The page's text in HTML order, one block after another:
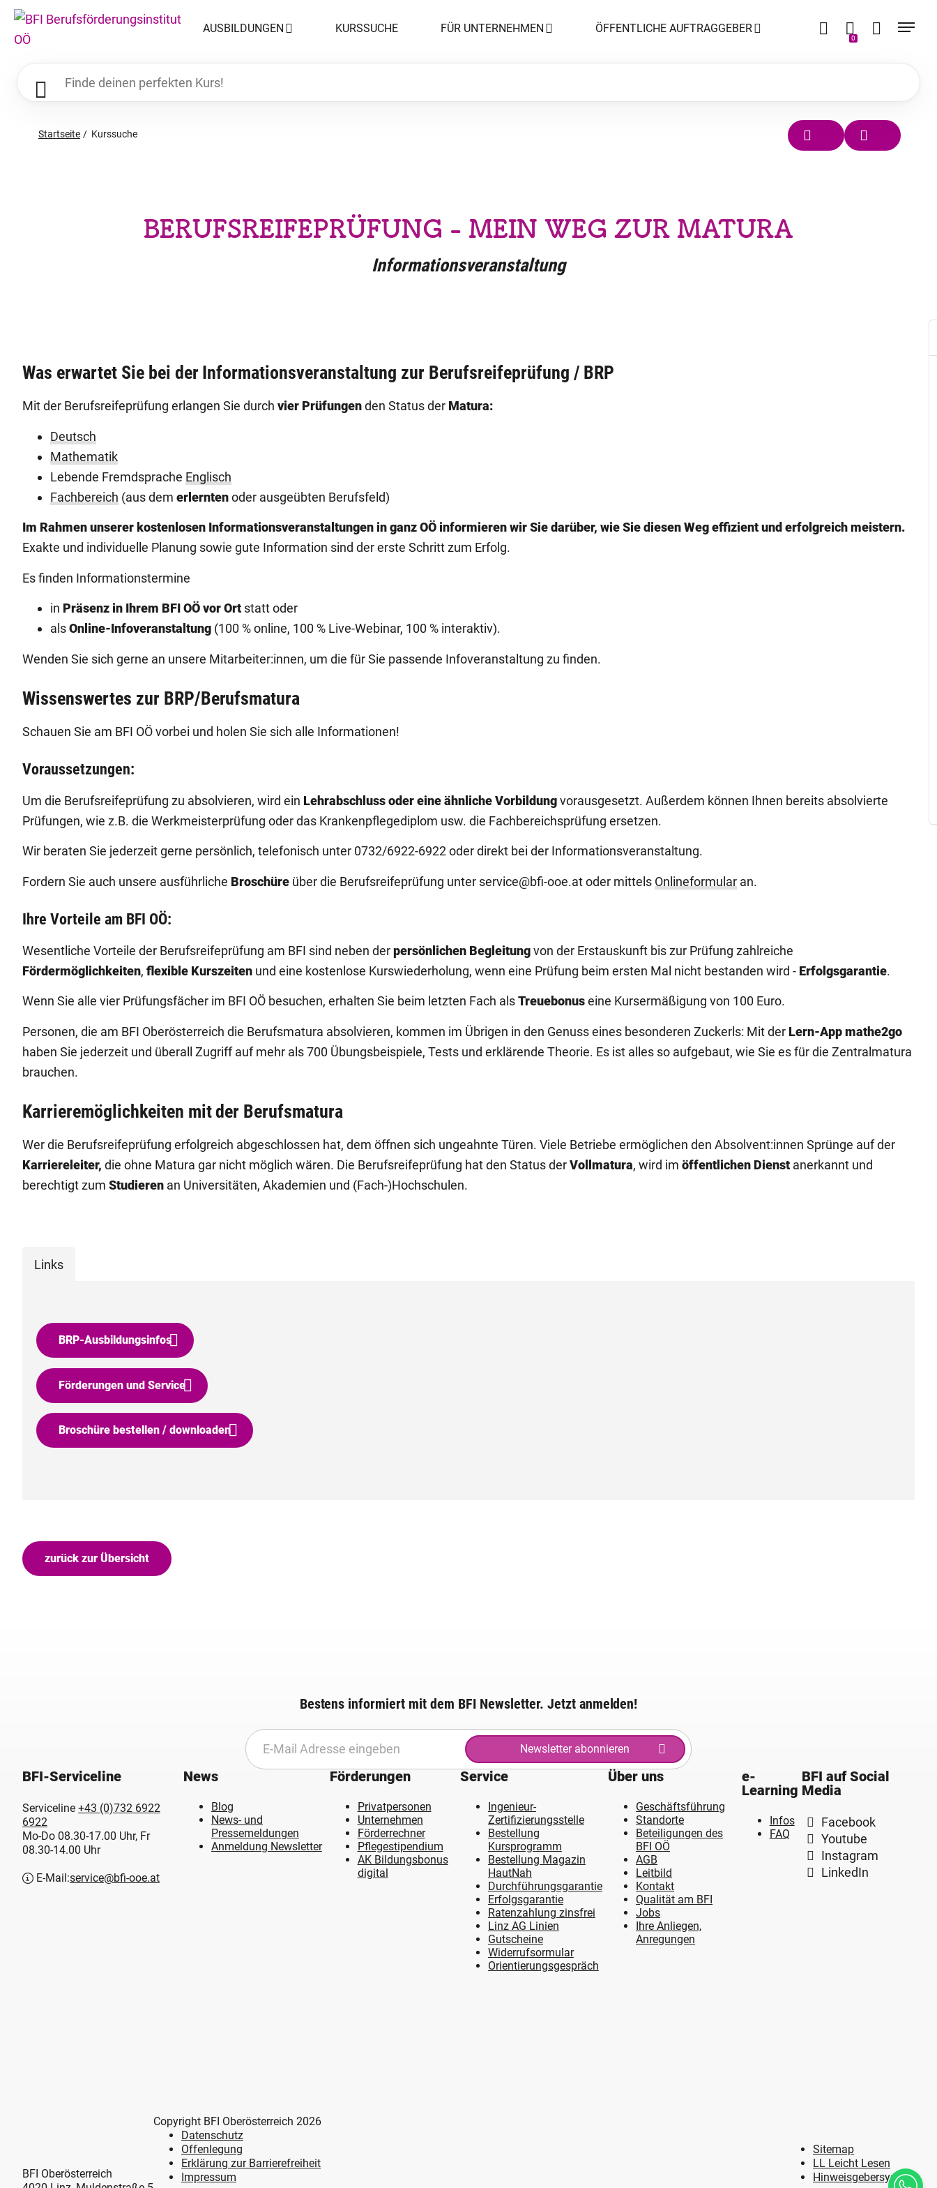
AUSBILDUNGEN KURSSUCHE FÜR UNTERNEHMEN ÖFFENTLICHE AUFTRAGGEBER
0
Startseite Kurssuche
BERUFSREIFEPRÜFUNG - MEIN WEG ZUR MATURA
Informationsveranstaltung
Was erwartet Sie bei der Informationsveranstaltung zur Berufsreifeprüfung / BRP
Mit der Berufsreifeprüfung erlangen Sie durch vier Prüfungenden Status der Matura:
Deutsch
Mathematik
Lebende Fremdsprache Englisch
Fachbereich (aus dem erlerntenoder ausgeübten Berufsfeld)
Im Rahmen unserer kostenlosen Informationsveranstaltungen in ganz OÖ informieren wir Sie darüber, wie Sie diesen Weg effizient und erfolgreich meistern.
Exakte und individuelle Planung sowie gute Information sind der erste Schritt zum Erfolg.
Es finden Informationstermine
in Präsenz in Ihrem BFI OÖ vor Ort statt oder
alsOnline-Infoveranstaltung (100 % online, 100 % Live-Webinar, 100 % interaktiv).
Wenden Sie sich gerne an unsere Mitarbeiter:innen, um die für Sie passende Infoveranstaltung zu finden.
Wissenswertes zur BRP/Berufsmatura
Schauen Sie am BFI OÖ vorbei und holen Sie sich alle Informationen!
Voraussetzungen:
Um die Berufsreifeprüfung zu absolvieren, wird ein Lehrabschluss oder eine ähnliche Vorbildungvorausgesetzt. Außerdem können Ihnen bereits absolvierte
Prüfungen, wie z.B. die Werkmeisterprüfung oder das Krankenpflegediplom usw. die Fachbereichsprüfung ersetzen.
Wir beraten Sie jederzeit gerne persönlich, telefonisch unter 0732/6922-6922 oder direkt bei der Informationsveranstaltung.
Fordern Sie auch unsere ausführliche Broschüre über die Berufsreifeprüfung unter service@bfi-ooe.at oder mittels Onlineformular an.
Ihre Vorteile am BFI OÖ:
Wesentliche Vorteile der Berufsreifeprüfung am BFI sind neben derpersönlichen Begleitungvon der Erstauskunft bis zur Prüfung zahlreiche
Fördermöglichkeiten, flexible Kurszeiten und eine kostenlose Kurswiederholung, wenn eine Prüfung beim ersten Mal nicht bestanden wird - Erfolgsgarantie.
Wenn Sie alle vier Prüfungsfächer im BFI OÖ besuchen, erhalten Sie beim letzten Fach alsTreuebonuseine Kursermäßigung von 100 Euro.
Personen, die am BFI Oberösterreich die Berufsmatura absolvieren, kommen im Übrigen in den Genuss eines besonderen Zuckerls: Mit der Lern-App mathe2go
haben Sie jederzeit und überall Zugriff auf mehr als 700 Übungsbeispiele, Tests und erklärende Theorie. Es ist alles so aufgebaut, wie Sie es für die Zentralmatura
brauchen.
Karrieremöglichkeiten mit der Berufsmatura
Wer die Berufsreifeprüfung erfolgreich abgeschlossen hat, dem öffnen sich ungeahnte Türen. Viele Betriebe ermöglichen den Absolvent:innen Sprünge auf der
Karriereleiter, die ohne Matura gar nicht möglich wären. Die Berufsreifeprüfung hat den Status derVollmatura, wird im öffentlichen Dienst anerkannt und
berechtigt zum Studieren an Universitäten, Akademien und (Fach-)Hochschulen.
Links
BRP-Ausbildungsinfos
Förderungen und Service
Broschüre bestellen / downloaden
zurück zur Übersicht
Bestens informiert mit dem BFI Newsletter. Jetzt anmelden!
Newsletter abonnieren
BFI-Serviceline
Serviceline +43 (0)732 6922
6922
Mo-Do 08.30-17.00 Uhr, Fr
08.30-14.00 Uhr
E-Mail:service@bfi-ooe.at
News
Blog
News- und
Pressemeldungen
Anmeldung Newsletter
Förderungen
Privatpersonen
Unternehmen
Förderrechner
Pflegestipendium
AK Bildungsbonus
digital
Service
Ingenieur-
Zertifizierungsstelle
Bestellung
Kursprogramm
Bestellung Magazin
HautNah
Durchführungsgarantie
Erfolgsgarantie
Ratenzahlung zinsfrei
Linz AG Linien
Gutscheine
Widerrufsormular
Orientierungsgespräch
Über uns
Geschäftsführung
Standorte
Beteiligungen des
BFI OÖ
AGB
Leitbild
Kontakt
Qualität am BFI
Jobs
Ihre Anliegen,
Anregungen
e-
Learning
Infos
FAQ
BFI auf Social
Media
Facebook
Youtube
Instagram
LinkedIn
BFI Oberösterreich
Copyright BFI Oberösterreich 2026
Datenschutz
Offenlegung
Erklärung zur Barrierefreiheit
Impressum
Sitemap
LL Leicht Lesen
Hinweisgebersystem